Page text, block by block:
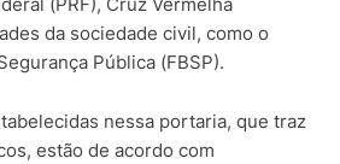
da sociedade civil, como o
Pública (FBSP).
nessa portaria, que traz
estão de acordo com